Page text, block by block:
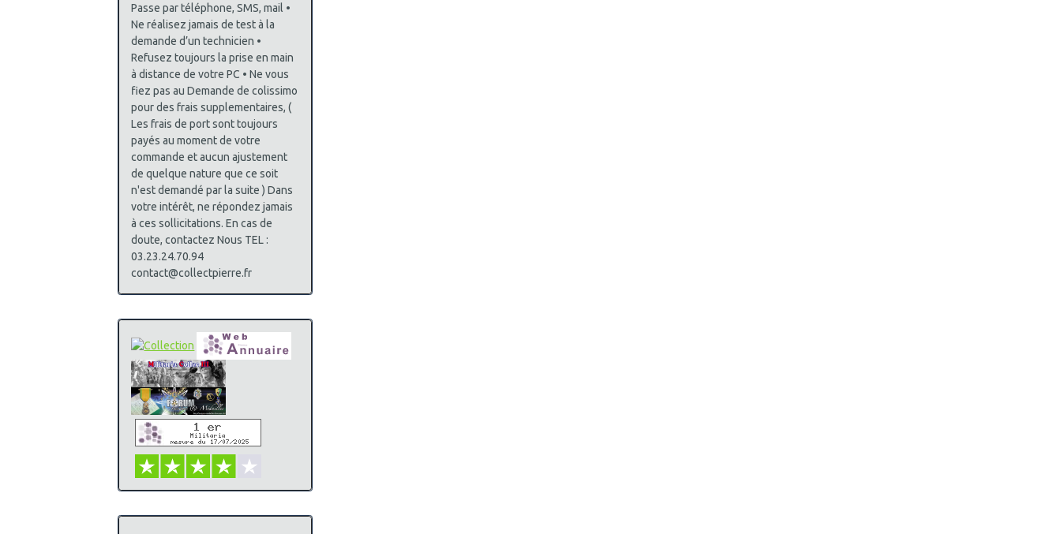
Passe par téléphone, SMS, mail •
Ne réalisez jamais de test à la
demande d’un technicien •
Refusez toujours la prise en main
à distance de votre PC • Ne vous
fiez pas au Demande de colissimo
pour des frais supplementaires, (
Les frais de port sont toujours
payés au moment de votre
commande et aucun ajustement
de quelque nature que ce soit
n'est demandé par la suite ) Dans
votre intérêt, ne répondez jamais
à ces sollicitations. En cas de
doute, contactez Nous TEL :
03.23.24.70.94
contact@collectpierre.fr